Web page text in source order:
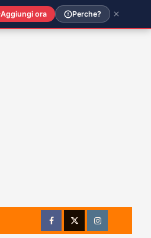
FacebookTwitterInstagram
Aggiungi ora Perche?